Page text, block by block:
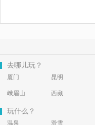
去哪儿玩？
厦门 昆明
峨眉山 西藏
玩什么？
温泉 滑雪